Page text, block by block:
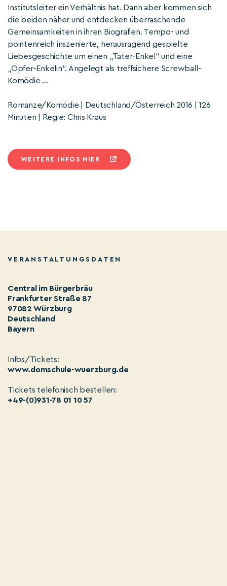
Institutsleiter ein Verhältnis hat. Dann aber kommen sich
die beiden näher und entdecken überraschende
Gemeinsamkeiten in ihren Biografien. Tempo- und
pointenreich inszenierte, herausragend gespielte
Liebesgeschichte um einen „Täter-Enkel“ und eine
„Opfer-Enkelin“. Angelegt als treffsichere Screwball-
Komödie ...
Romanze/Komödie | Deutschland/Österreich 2016 | 126
Minuten | Regie: Chris Kraus
WEITERE INFOS HIER
VERANSTALTUNGSDATEN
Central im Bürgerbräu
Frankfurter Straße 87
97082 Würzburg
Deutschland
Bayern
Infos/Tickets:
www.domschule-wuerzburg.de
Tickets telefonisch bestellen:
+49-(0)931-78 01 10 57